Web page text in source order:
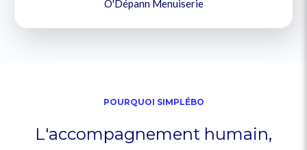
O'Dépann Menuiserie
POURQUOI SIMPLÉBO
L'accompagnement humain,